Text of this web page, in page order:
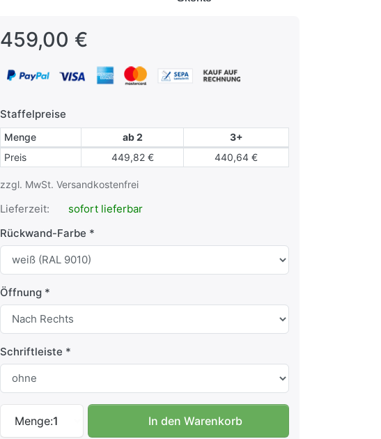
459,00 €
Staffelpreise
Staffelpreise
Menge ab 2
3+
Preis
449,82 € 440,64 €
zzgl. MwSt. Versandkostenfrei
Lieferzeit:
sofort lieferbar
Rückwand-Farbe
Öffnung
Schriftleiste
Menge:1
Außen-Schaukasten Flat 4x DIN A4 zu 459,00 €, Menge
In den Warenkorb